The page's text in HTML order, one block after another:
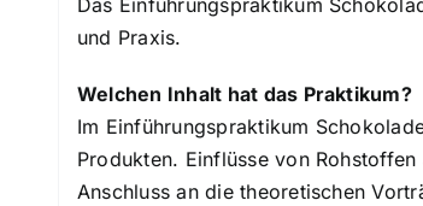
Das Einführungspraktikum
und Praxis.
Welchen Inhalt hat das Praktikum?
Im Einführungspraktikum
Produkten. Einflüsse von
Anschluss an die theoretischen